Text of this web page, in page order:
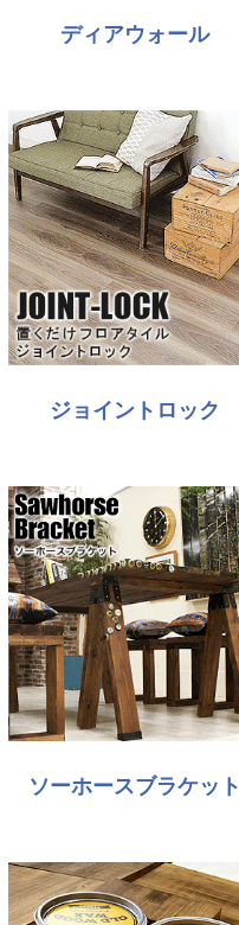
ディアウォール
ジョイントロック
ソーホースブラケット